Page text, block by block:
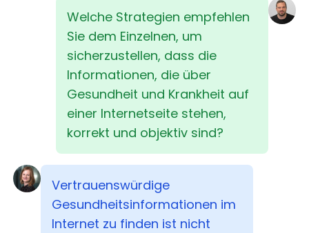
Welche Strategien empfehlen
Sie dem Einzelnen, um
sicherzustellen, dass die
Informationen, die über
Gesundheit und Krankheit auf
einer Internetseite stehen,
korrekt und objektiv sind?
Vertrauenswürdige
Gesundheitsinformationen im
Internet zu finden ist nicht